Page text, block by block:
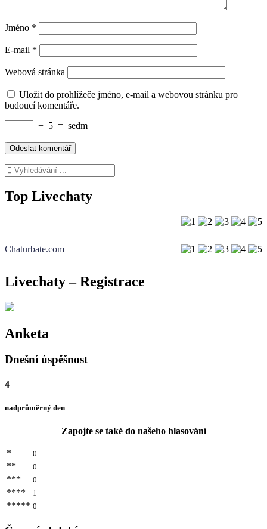
Jméno *
E-mail *
Webová stránka
Uložit do prohlížeče jméno, e-mail a webovou stránku pro
budoucí komentáře.
+ 5 = sedm
Top Livechaty
Chaturbate.com
Livechaty – Registrace
Anketa
Dnešní úspěšnost
4
nadprůměrný den
Zapojte se také do našeho hlasování
* 0
** 0
*** 0
**** 1
***** 0